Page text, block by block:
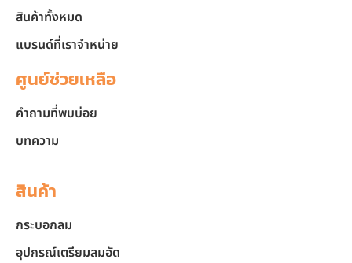
สินค้าทั้งหมด
แบรนด์ที่เราจำหน่าย
ศูนย์ช่วยเหลือ
คำถามที่พบบ่อย
บทความ
สินค้า
กระบอกลม
อุปกรณ์เตรียมลมอัด